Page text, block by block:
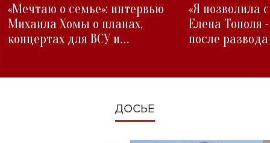
«Мечтаю о семье»: интервью
Михаила Хомы о планах,
концертах для ВСУ и
«Я позволила
Елена Тополя
после развода
ДОСЬЕ